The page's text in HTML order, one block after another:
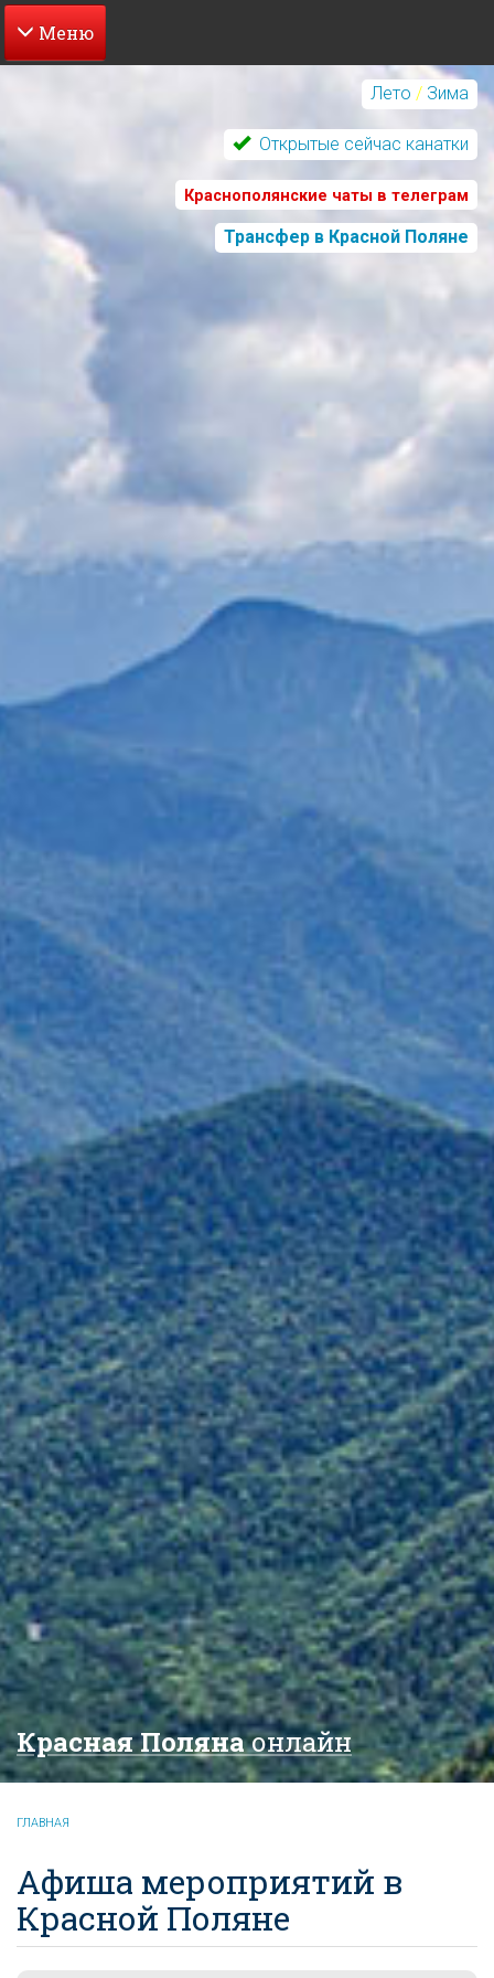
Перейти
содержанию
Лето / Зима
Открытые сейчас канатки
Краснополянские чаты в телеграм
Трансфер в Красной Поляне
Красная Полянаонлайн
ГЛАВНАЯ
Афиша мероприятий в
Красной Поляне